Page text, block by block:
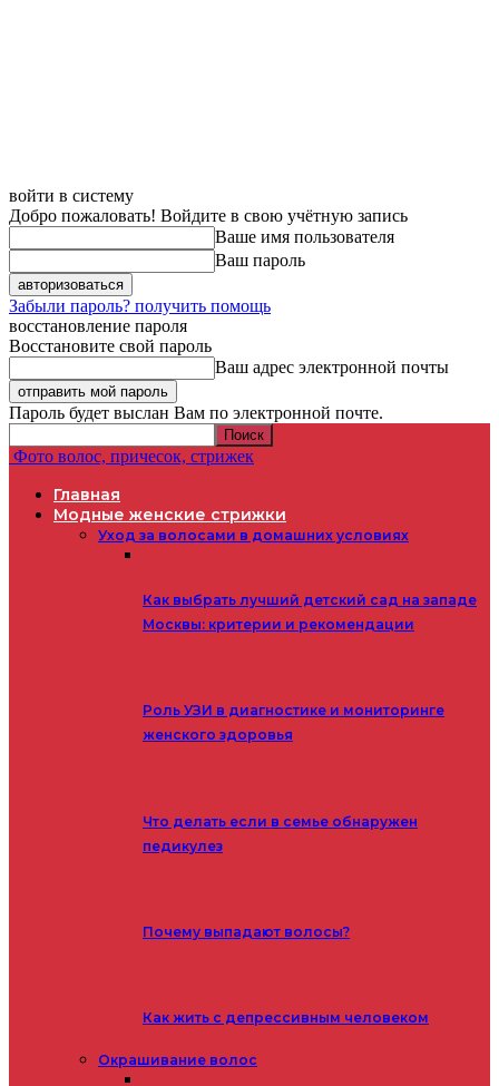
войти в систему
Добро пожаловать! Войдите в свою учётную запись
Ваше имя пользователя
Ваш пароль
Забыли пароль? получить помощь
восстановление пароля
Восстановите свой пароль
Ваш адрес электронной почты
Пароль будет выслан Вам по электронной почте.
Фото волос, причесок, стрижек
Главная
Модные женские стрижки
Уход за волосами в домашних условиях
Как выбрать лучший детский сад на западе
Москвы: критерии и рекомендации
Роль УЗИ в диагностике и мониторинге
женского здоровья
Что делать если в семье обнаружен
педикулез
Почему выпадают волосы?
Как жить с депрессивным человеком
Окрашивание волос